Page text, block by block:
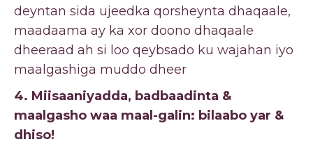
deyntan sida ujeedka qorsheynta dhaqaale,
maadaama ay ka xor doono dhaqaale
dheeraad ah si loo qeybsado ku wajahan iyo
maalgashiga muddo dheer
4. Miisaaniyadda, badbaadinta &
maalgasho waa maal-galin: bilaabo yar &
dhiso!